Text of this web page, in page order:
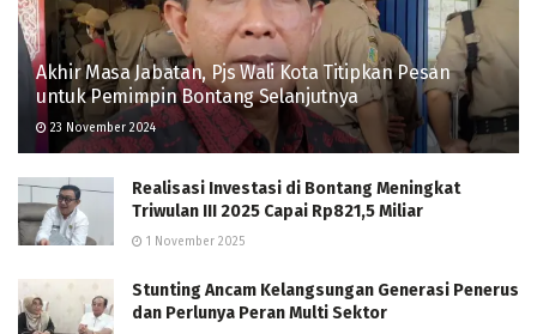
Akhir Masa Jabatan, Pjs Wali Kota Titipkan Pesan
untuk Pemimpin Bontang Selanjutnya
23 November 2024
Realisasi Investasi di Bontang Meningkat
Triwulan III 2025 Capai Rp821,5 Miliar
1 November 2025
Stunting Ancam Kelangsungan Generasi Penerus
dan Perlunya Peran Multi Sektor